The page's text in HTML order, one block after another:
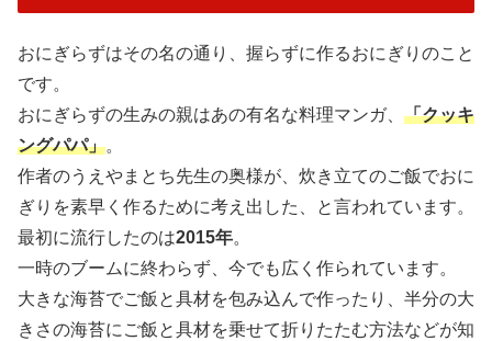
おにぎらずはその名の通り、握らずに作るおにぎりのこと
です。
おにぎらずの生みの親はあの有名な料理マンガ、 「クッキ
ングパパ」。
作者のうえやまとち先生の奥様が、炊き立てのご飯でおに
ぎりを素早く作るために考え出した、と言われています。
最初に流行したのは2015年。
一時のブームに終わらず、今でも広く作られています。
大きな海苔でご飯と具材を包み込んで作ったり、半分の大
きさの海苔にご飯と具材を乗せて折りたたむ方法などが知